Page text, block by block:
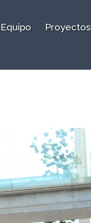
Equipo Proyectos